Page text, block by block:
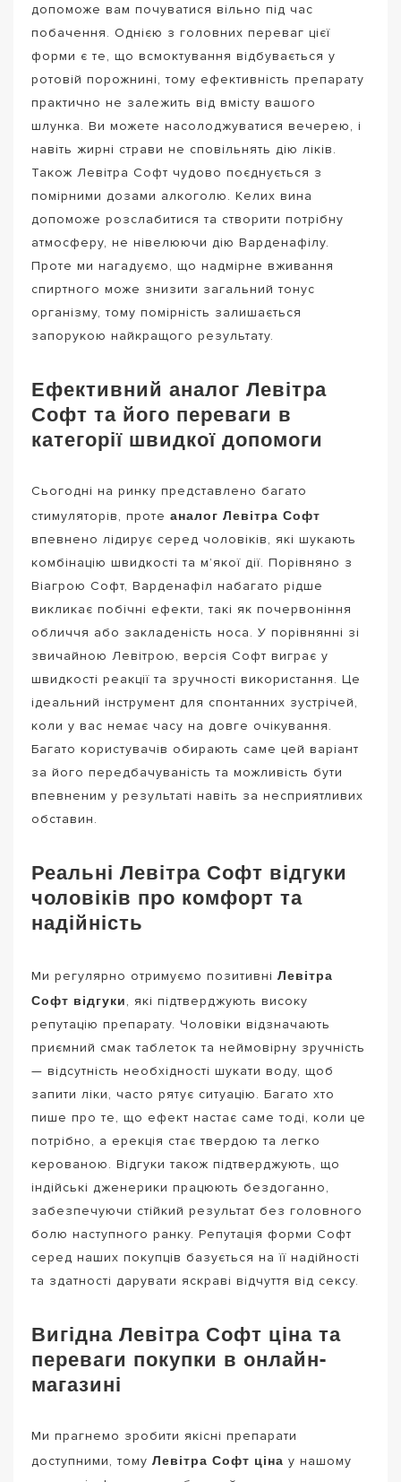
допоможе вам почуватися вільно під час
побачення. Однією з головних переваг цієї
форми є те, що всмоктування відбувається у
ротовій порожнині, тому ефективність препарату
практично не залежить від вмісту вашого
шлунка. Ви можете насолоджуватися вечерею, і
навіть жирні страви не сповільнять дію ліків.
Також Левітра Софт чудово поєднується з
помірними дозами алкоголю. Келих вина
допоможе розслабитися та створити потрібну
атмосферу, не нівелюючи дію Варденафілу.
Проте ми нагадуємо, що надмірне вживання
спиртного може знизити загальний тонус
організму, тому помірність залишається
запорукою найкращого результату.
Ефективний аналог Левітра
Софт та його переваги в
категорії швидкої допомоги
Сьогодні на ринку представлено багато
стимуляторів, проте аналог Левітра Софт
впевнено лідирує серед чоловіків, які шукають
комбінацію швидкості та м’якої дії. Порівняно з
Віагрою Софт, Варденафіл набагато рідше
викликає побічні ефекти, такі як почервоніння
обличчя або закладеність носа. У порівнянні зі
звичайною Левітрою, версія Софт виграє у
швидкості реакції та зручності використання. Це
ідеальний інструмент для спонтанних зустрічей,
коли у вас немає часу на довге очікування.
Багато користувачів обирають саме цей варіант
за його передбачуваність та можливість бути
впевненим у результаті навіть за несприятливих
обставин.
Реальні Левітра Софт відгуки
чоловіків про комфорт та
надійність
Ми регулярно отримуємо позитивні Левітра
Софт відгуки, які підтверджують високу
репутацію препарату. Чоловіки відзначають
приємний смак таблеток та неймовірну зручність
— відсутність необхідності шукати воду, щоб
запити ліки, часто рятує ситуацію. Багато хто
пише про те, що ефект настає саме тоді, коли це
потрібно, а ерекція стає твердою та легко
керованою. Відгуки також підтверджують, що
індійські дженерики працюють бездоганно,
забезпечуючи стійкий результат без головного
болю наступного ранку. Репутація форми Софт
серед наших покупців базується на її надійності
та здатності дарувати яскраві відчуття від сексу.
Вигідна Левітра Софт ціна та
переваги покупки в онлайн-
магазині
Ми прагнемо зробити якісні препарати
доступними, тому Левітра Софт ціна у нашому